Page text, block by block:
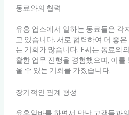
동료와의 협력
유흥 업소에서 일하는 동료들은 각
고 있습니다. 서로 협력하여 더 좋
는 기회가 많습니다. F씨는 동료와
활한 업무 진행을 경험했으며, 이를
울 수 있는 기회를 가졌습니다.
장기적인 관계 형성
유흥알바를 하면서 만난 고객들과